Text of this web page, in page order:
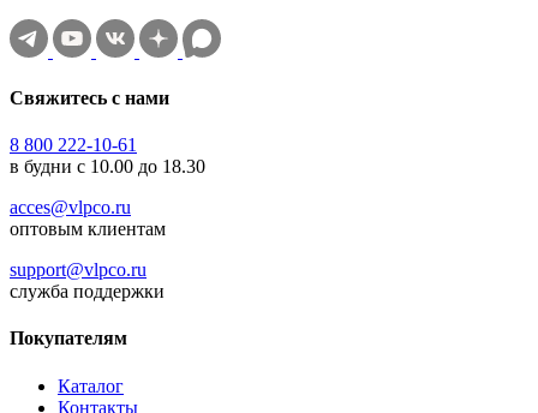
Свяжитесь с нами
8 800 222-10-61
в будни с 10.00 до 18.30
acces@vlpco.ru
оптовым клиентам
support@vlpco.ru
служба поддержки
Покупателям
Каталог
Контакты